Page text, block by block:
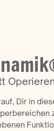
Dir in